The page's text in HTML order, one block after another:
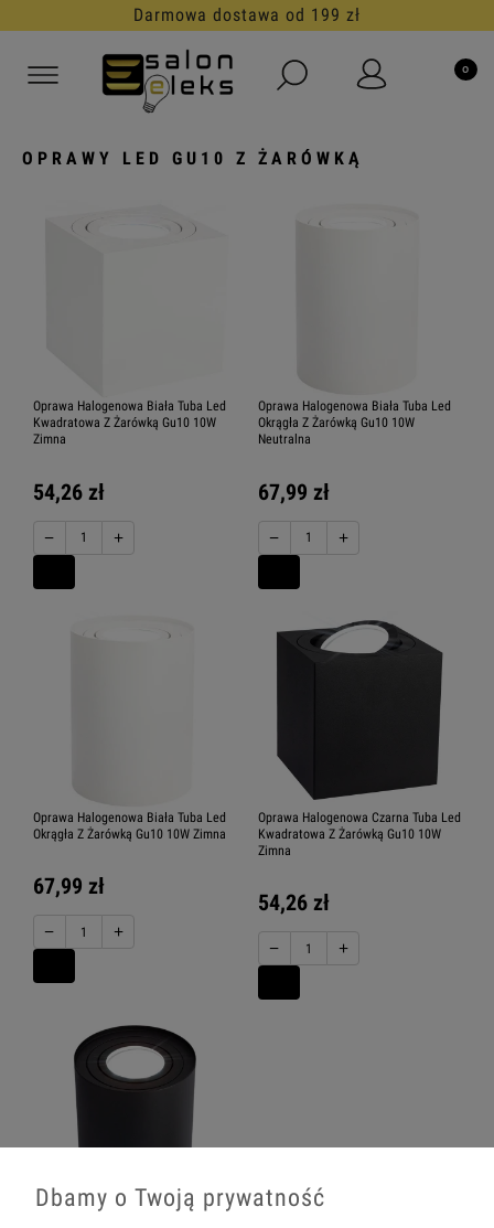
Darmowa dostawa od 199 zł
OPRAWY LED GU10 Z ŻARÓWKĄ
Oprawa Halogenowa Biała Tuba Led
Kwadratowa Z Żarówką Gu10 10W
Zimna
54,26 zł
− +
Oprawa Halogenowa Biała Tuba Led
Okrągła Z Żarówką Gu10 10W
Neutralna
67,99 zł
− +
Oprawa Halogenowa Biała Tuba Led
Okrągła Z Żarówką Gu10 10W Zimna
67,99 zł
− +
Oprawa Halogenowa Czarna Tuba Led
Kwadratowa Z Żarówką Gu10 10W
Zimna
54,26 zł
− +
Dbamy o Twoją prywatność